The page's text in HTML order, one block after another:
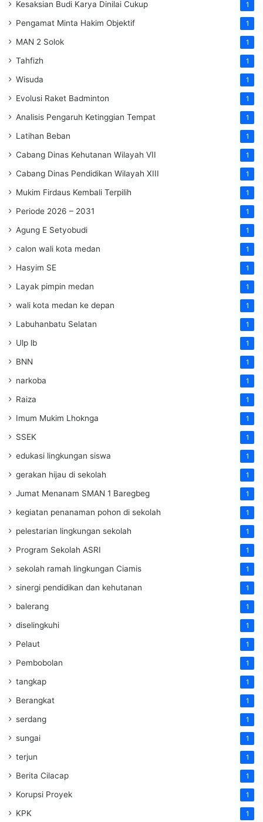
Kesaksian Budi Karya Dinilai Cukup 1
Pengamat Minta Hakim Objektif 1
MAN 2 Solok 1
Tahfizh 1
Wisuda 1
Evolusi Raket Badminton 1
Analisis Pengaruh Ketinggian Tempat 1
Latihan Beban 1
Cabang Dinas Kehutanan Wilayah VII 1
Cabang Dinas Pendidikan Wilayah XIII 1
Mukim Firdaus Kembali Terpilih 1
Periode 2026 – 2031 1
Agung E Setyobudi 1
calon wali kota medan 1
Hasyim SE 1
Layak pimpin medan 1
wali kota medan ke depan 1
Labuhanbatu Selatan 1
Ulp lb 1
BNN 1
narkoba 1
Raiza 1
Imum Mukim Lhoknga 1
SSEK 1
edukasi lingkungan siswa 1
gerakan hijau di sekolah 1
Jumat Menanam SMAN 1 Baregbeg 1
kegiatan penanaman pohon di sekolah 1
pelestarian lingkungan sekolah 1
Program Sekolah ASRI 1
sekolah ramah lingkungan Ciamis 1
sinergi pendidikan dan kehutanan 1
balerang 1
diselingkuhi 1
Pelaut 1
Pembobolan 1
tangkap 1
Berangkat 1
serdang 1
sungai 1
terjun 1
Berita Cilacap 1
Korupsi Proyek 1
KPK 1